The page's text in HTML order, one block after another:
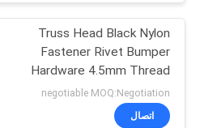
Truss Head Black Nylon
Fastener Rivet Bumper
Hardware 4.5mm Thread
Hole
negotiable MOQ:Negotiation
اتصال